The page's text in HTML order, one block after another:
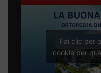
Fai clic per
cookie per